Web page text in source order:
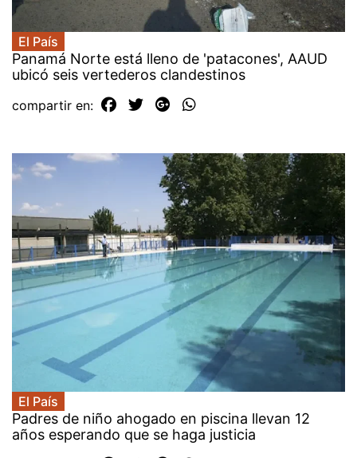
El País
Panamá Norte está lleno de 'patacones', AAUD
ubicó seis vertederos clandestinos
compartir en:
El País
Padres de niño ahogado en piscina llevan 12
años esperando que se haga justicia